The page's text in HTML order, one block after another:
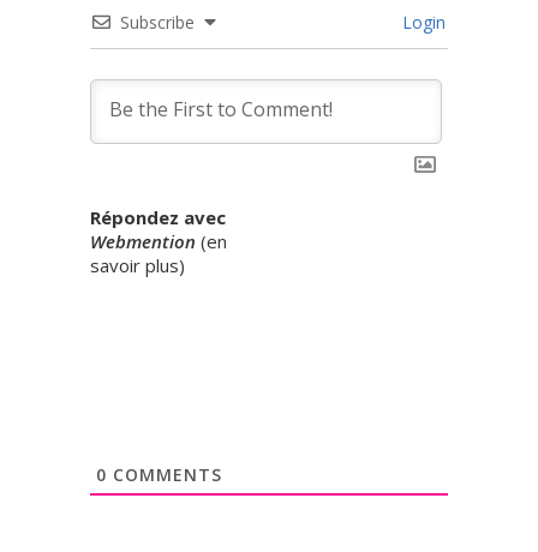
Subscribe Login
Répondez avec
Webmention (en
savoir plus)
0 COMMENTS